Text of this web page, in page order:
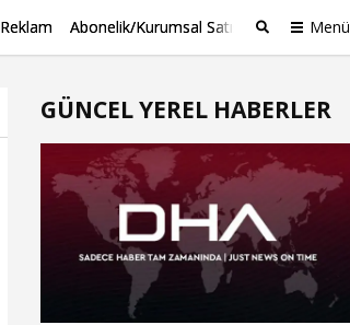
Reklam Abonelik/Kurumsal Satış Menü
GÜNCEL YEREL HABERLER